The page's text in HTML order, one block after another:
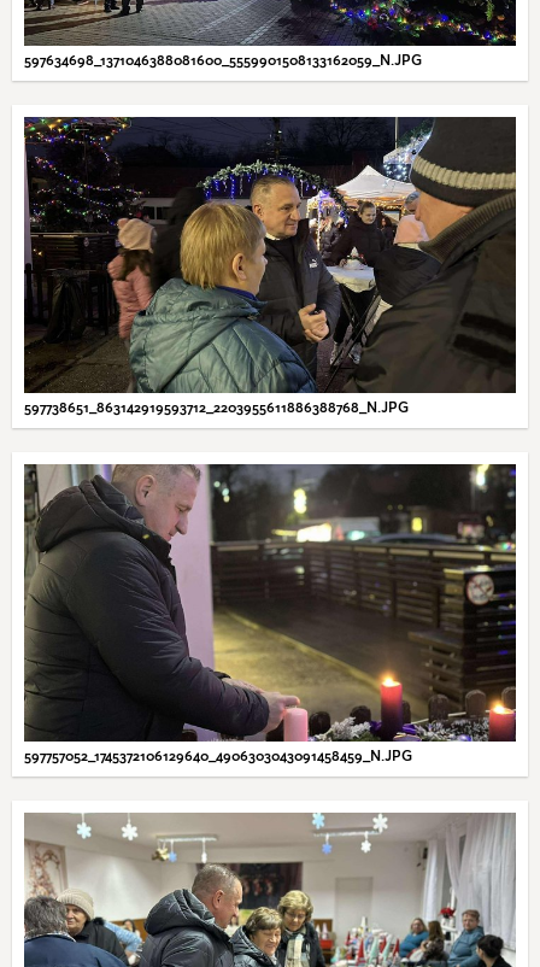
597634698_1371046388081600_5559901508133162059_N.JPG
597738651_863142919593712_2203955611886388768_N.JPG
597757052_1745372106129640_4906303043091458459_N.JPG